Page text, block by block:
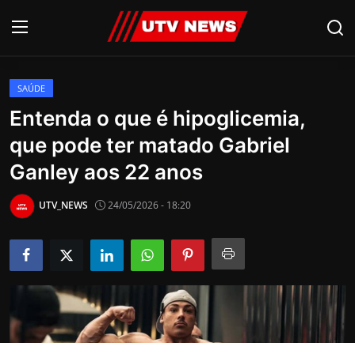
AO VIVO
PIRACICABA
CAMPINAS
LIMEIRA
ESPIRITO SANTO
Economia
Cultura
SAÚDE
Entenda o que é hipoglicemia,
que pode ter matado Gabriel
Ganley aos 22 anos
UTV_NEWS 24/05/2026 - 18:20